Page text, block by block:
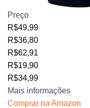
Preço
R$49,99
R$36,80
R$62,91
R$19,90
R$34,99
Mais informações
Comprar na Amazon